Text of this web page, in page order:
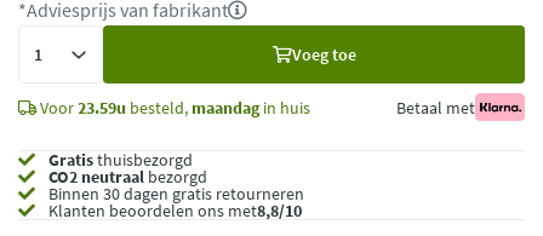
*Adviesprijs van fabrikant
Voeg toe
Voor23.59u besteld, maandagin huis Betaal met
Gratisthuisbezorgd
CO2 neutraal bezorgd
Binnen 30 dagen gratis retourneren
Klanten beoordelen ons met8,8/10